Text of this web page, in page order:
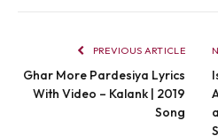
PREVIOUS ARTICLE
Ghar More Pardesiya Lyrics
With Video – Kalank | 2019
Song